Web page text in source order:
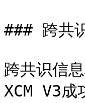
### 跨共
跨共识信
XCM V3